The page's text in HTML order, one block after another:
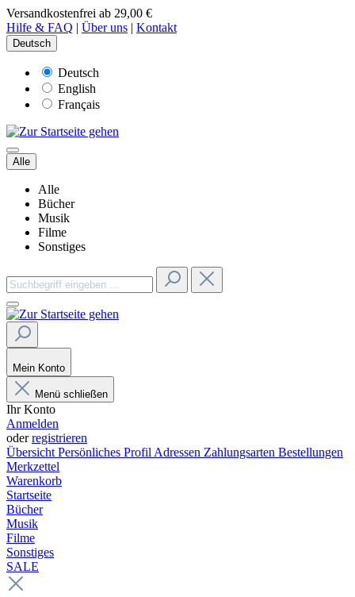
Versandkostenfrei ab 29,00 €
Hilfe & FAQ | Über uns | Kontakt
Deutsch
Deutsch
English
Français
Alle
Alle
Bücher
Musik
Filme
Sonstiges
Mein Konto
Menü schließen
Ihr Konto
Anmelden
oderregistrieren
Übersicht Persönliches Profil Adressen Zahlungsarten Bestellungen
Merkzettel
Warenkorb
Startseite
Bücher
Musik
Filme
Sonstiges
SALE